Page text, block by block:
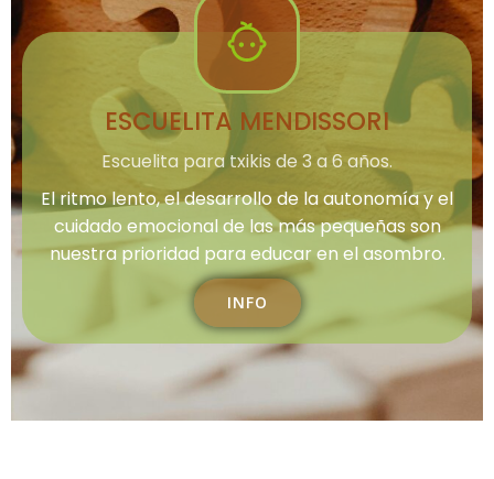
ESCUELITA MENDISSORI
Escuelita para txikis de 3 a 6 años.
El ritmo lento, el desarrollo de la autonomía y el
cuidado emocional de las más pequeñas son
nuestra prioridad para educar en el asombro.
INFO